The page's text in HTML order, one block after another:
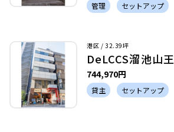
管理 セットアップ
港区 / 32.39坪
DeLCCS溜池山王
744,970円
貸主 セットアップ